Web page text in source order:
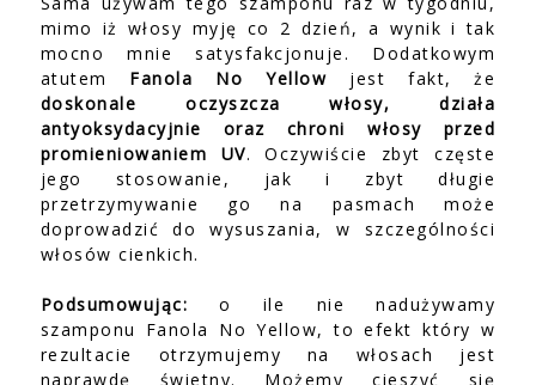
mimo iż włosy myję co 2 dzień, a wynik i tak
mocno mnie satysfakcjonuje. Dodatkowym
atutem Fanola No Yellow jest fakt, że
doskonale oczyszcza włosy, działa
antyoksydacyjnie oraz chroni włosy przed
promieniowaniem UV. Oczywiście zbyt częste
jego stosowanie, jak i zbyt długie
przetrzymywanie go na pasmach może
doprowadzić do wysuszania, w szczególności
włosów cienkich.
Podsumowując:o ile nie nadużywamy
szamponu Fanola No Yellow, to efekt który w
rezultacie otrzymujemy na włosach jest
naprawdę świetny. Możemy cieszyć się